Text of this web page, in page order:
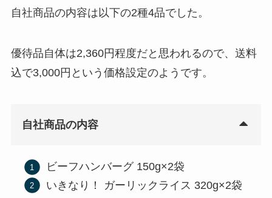
自社商品の内容は以下の2種4品でした。
優待品自体は2,360円程度だと思われるので、送料
込で3,000円という価格設定のようです。
自社商品の内容
ビーフハンバーグ 150g×2袋
いきなり！ ガーリックライス 320g×2袋